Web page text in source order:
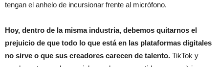
tengan el anhelo de incursionar frente al micrófono.
Hoy, dentro de la misma industria, debemos quitarnos el
prejuicio de que todo lo que está en las plataformas digitales
no sirve o que sus creadores carecen de talento. TikTok y